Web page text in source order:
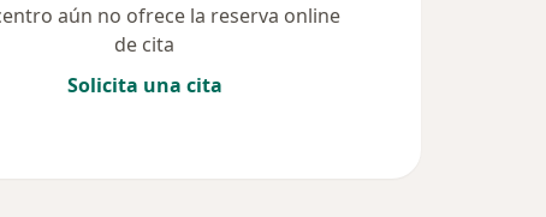
aún no ofrece la reserva online
de cita
Solicita una cita